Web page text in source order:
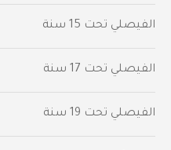
الفيصلي‬⁩ تحت 15 سنة
‫الفيصلي‬⁩ تحت 17 سنة
الفيصلي‬⁩ تحت 19 سنة